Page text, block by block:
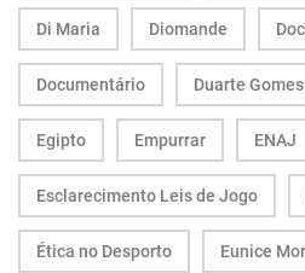
Di Maria Diomande
Documentário Duarte Gomes
Egipto Empurrar ENAJ
Esclarecimento Leis de Jogo
Ética no Desporto Eunice